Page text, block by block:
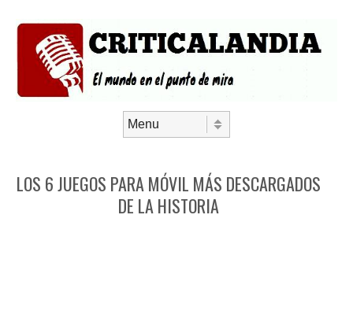
LOS 6 JUEGOS PARA MÓVIL MÁS DESCARGADOS
DE LA HISTORIA